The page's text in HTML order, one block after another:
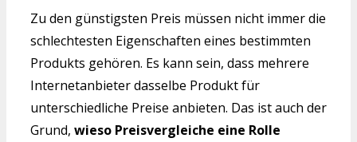
Zu den günstigsten Preis müssen nicht immer die
schlechtesten Eigenschaften eines bestimmten
Produkts gehören. Es kann sein, dass mehrere
Internetanbieter dasselbe Produkt für
unterschiedliche Preise anbieten. Das ist auch der
Grund, wieso Preisvergleiche eine Rolle